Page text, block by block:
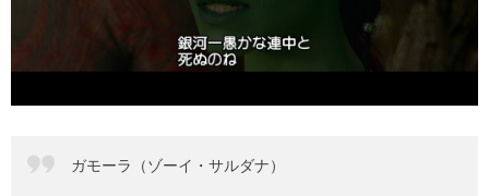
ガモーラ（ゾーイ・サルダナ）